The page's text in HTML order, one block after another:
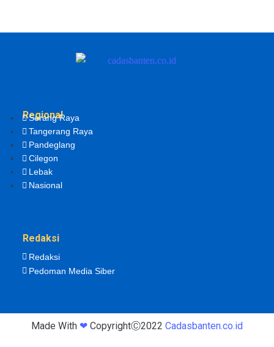
Regional
Serang Raya
Tangerang Raya
Pandeglang
Cilegon
Lebak
Nasional
Redaksi
Redaksi
Pedoman Media Siber
Made With ❤ CopyrightⒸ2022 Cadasbanten.co.id